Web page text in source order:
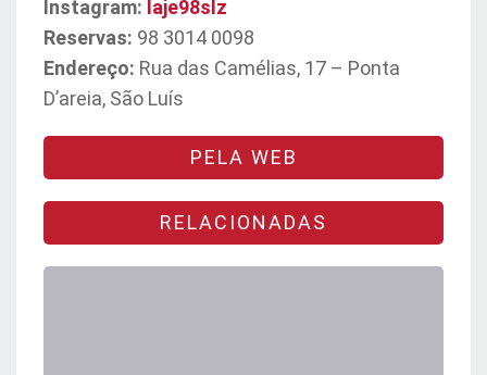
Instagram: laje98slz
Reservas: 98 3014 0098
Endereço: Rua das Camélias, 17 – Ponta
D’areia, São Luís
PELA WEB
RELACIONADAS